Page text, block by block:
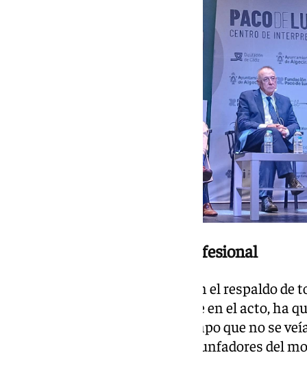
Respaldo institucional y profesional
La presentación ha contado con el respaldo de
Francisco Ruiz Miguel, presente en el acto, ha
las combinaciones: «Hacía tiempo que no se
el arte puro y la fuerza de los triunfadores del